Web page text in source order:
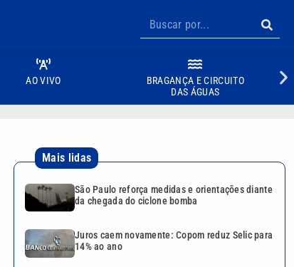
AO VIVO
BRAGANÇA E CIRCUITO
DAS ÁGUAS
Mais lidas
São Paulo reforça medidas e orientações diante
da chegada do ciclone bomba
Juros caem novamente: Copom reduz Selic para
14% ao ano